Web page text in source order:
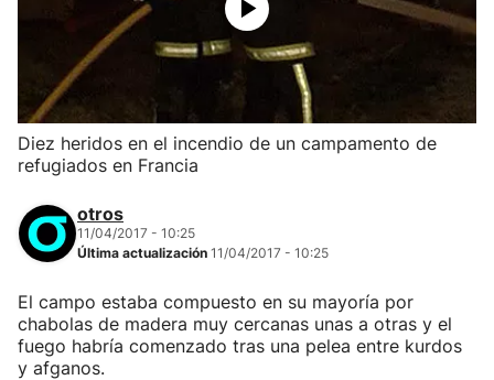
Diez heridos en el incendio de un campamento de
refugiados en Francia
otros
11/04/2017 - 10:25
Última actualización 11/04/2017 - 10:25
El campo estaba compuesto en su mayoría por
chabolas de madera muy cercanas unas a otras y el
fuego habría comenzado tras una pelea entre kurdos
y afganos.